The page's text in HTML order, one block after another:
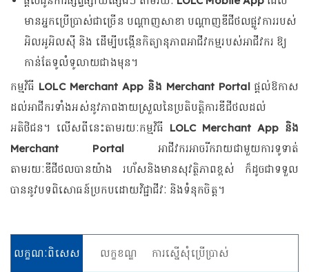
មានអ្នកប្រើប្រាស់ជាច្រើន បណ្តាញសាខា បណ្តាញឌីជីថលផ្លូវការរបស់
អិលអូអិលស៊ី និង ដើម្បីបង្កើនកិត្យានុភាពអាជីវកម្មរបស់អាជីវករ ឱ្យ
កាន់តែទូលំទូលាយជាងមុន។
កម្មវិធី LOLC Merchant App និង Merchant Portal ផ្តល់ឱកាស
ដល់អាជីករទាំងអស់នូវភាពងាយស្រួលនៃប្រតិបត្តិការឌីជីថលដល់
អតិថិជន។ លើសពីនេះតាមរយៈកម្មវិធី LOLC Merchant App និង
Merchant Portal អាជីវករអាចរីករាយជាមួយការទូទាត់
តាមរយៈឌីជីថលបានយ៉ាង រហ័សនិងមានសុវត្ថិភាពខ្ពស់ ក៏ដូចជាទទួល
បាននូវបទពិសោធន៍ប្រកបដោយវិជ្ជាជីវៈ និងទំនុកចិត្ត។
លក្ខណៈពិសេស លក្ខខណ្ឌ ការស្នើសុំប្រើប្រាស់